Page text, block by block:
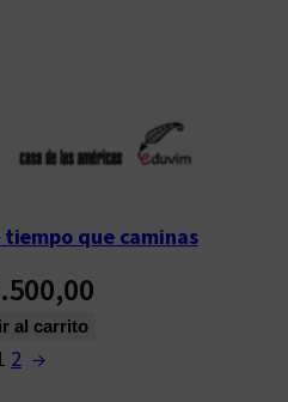
tiempo que caminas
al carrito
2 →